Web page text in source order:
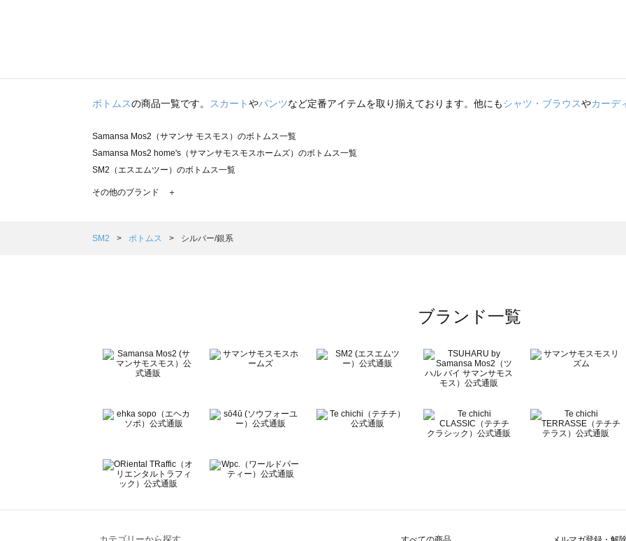
ボトムスの商品一覧です。 スカートやパンツなど定番アイテムを取り揃えております。他にもシャツ・ブラウスやカーデ
Samansa Mos2（サマンサ モスモス）のボトムス一覧
Samansa Mos2 home's（サマンサモスモスホームズ）のボトムス一覧
SM2（エスエムツー）のボトムス一覧
TSUHARU by Samansa Mos2（ツハルバイサマンサモスモス）のボトムス一覧
Samansa Mos2 Lagom（サマンサモスモス ラーゴム）のボトムス一覧
BETTY'S BLUE（べティーズブルー）のボトムス一覧
Wpc.（ワールドパーティー）のボトムス一覧
その他のブランド ＋
SM2 ボトムス シルバー/銀系
ブランド一覧